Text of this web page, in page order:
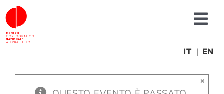
Salta
al
contenuto
IT EN
×